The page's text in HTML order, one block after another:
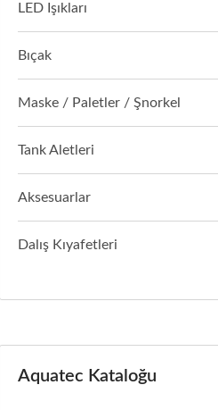
LED Işıkları
Bıçak
Maske / Paletler / Şnorkel
Tank Aletleri
Aksesuarlar
Dalış Kıyafetleri
Aquatec Kataloğu